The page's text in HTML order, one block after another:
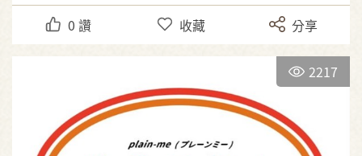
0 讚 收藏 分享
2217